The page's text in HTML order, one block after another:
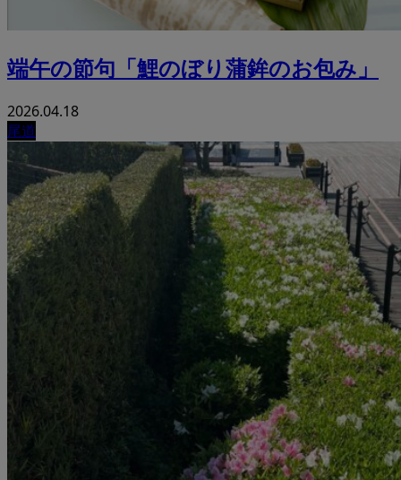
端午の節句「鯉のぼり蒲鉾のお包み」
2026.04.18
尾道